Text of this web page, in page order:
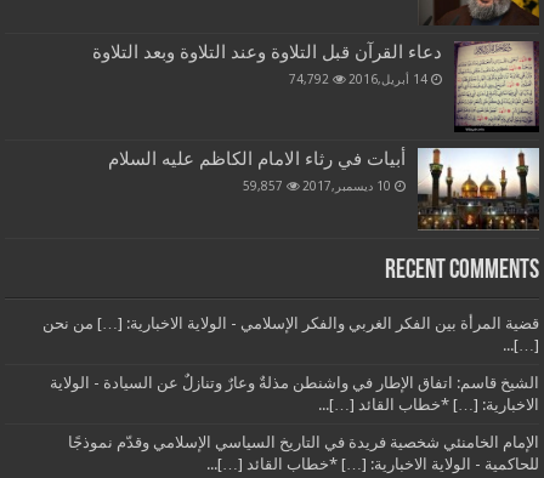
دعاء القرآن قبل التلاوة وعند التلاوة وبعد التلاوة
14 أبريل,2016 74,792
أبيات في رثاء الامام الكاظم عليه السلام
10 ديسمبر,2017 59,857
Recent Comments
قضية المرأة بين الفكر الغربي والفكر الإسلامي - الولاية الاخبارية: […] من نحن
[…]...
الشيخ قاسم: اتفاق الإطار في واشنطن مذلةٌ وعارٌ وتنازلٌ عن السيادة - الولاية
الاخبارية: […] *خطاب القائد […]...
الإمام الخامنئي شخصية فريدة في التاريخ السياسي الإسلامي وقدّم نموذجًا
للحاكمية - الولاية الاخبارية: […] *خطاب القائد […]...